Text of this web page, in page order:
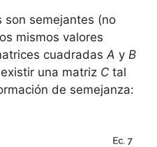
son semejantes (no
mismos valores
cuadradasA y B
una matriz C tal
de semejanza: